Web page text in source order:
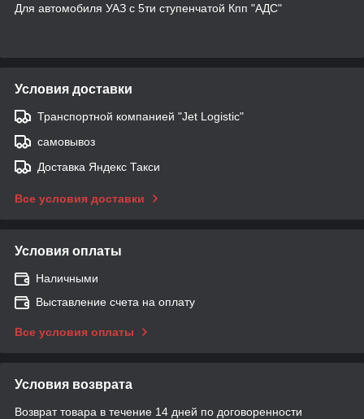
Для автомобиля УАЗ с 5ти ступенчатой Кпп "АДС"
Условия доставки
Транспортной компанией "Jet Logistic"
самовывоз
Доставка Яндекс Такси
Все условия доставки
Условия оплаты
Наличными
Выставление счета на оплату
Все условия оплаты
Условия возврата
Возврат товара в течение 14 дней по договоренности